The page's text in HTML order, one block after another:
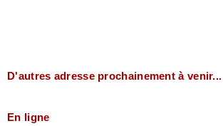
D'autres adresse prochainement à venir...
En ligne